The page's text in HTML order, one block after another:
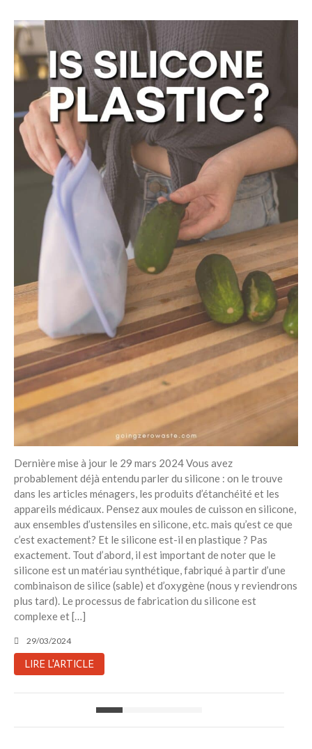
Dernière mise à jour le 29 mars 2024 Vous avez
probablement déjà entendu parler du silicone : on le trouve
dans les articles ménagers, les produits d’étanchéité et les
appareils médicaux. Pensez aux moules de cuisson en silicone,
aux ensembles d’ustensiles en silicone, etc. mais qu’est ce que
c’est exactement? Et le silicone est-il en plastique ? Pas
exactement. Tout d’abord, il est important de noter que le
silicone est un matériau synthétique, fabriqué à partir d’une
combinaison de silice (sable) et d’oxygène (nous y reviendrons
plus tard). Le processus de fabrication du silicone est
complexe et […]
29/03/2024
LIRE L'ARTICLE